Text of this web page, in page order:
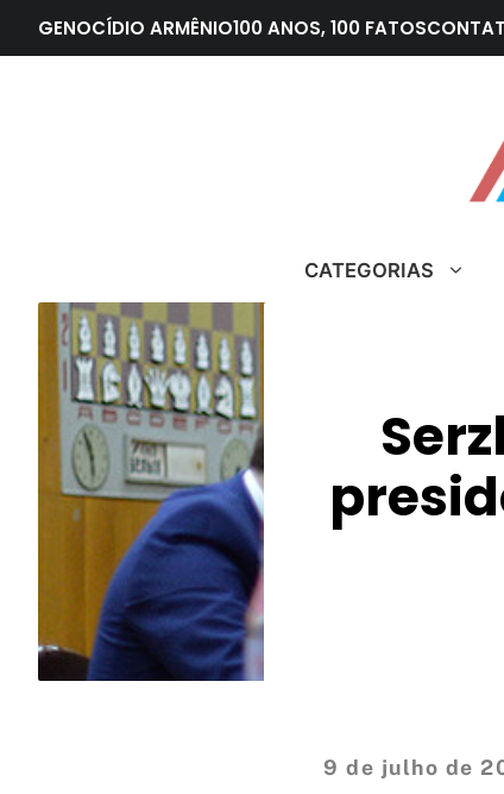
para
GENOCÍDIO ARMÊNIO100 ANOS, 100 FATOS
CATEGORIAS
9 de julho de